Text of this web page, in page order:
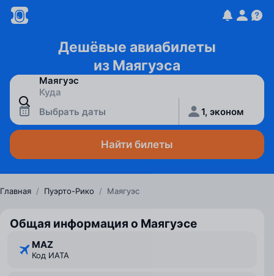
Дешёвые авиабилеты
из Маягуэса
Выбрать даты 1, эконом
Найти билеты
Главная / Пуэрто-Рико / Маягуэс
Общая информация о Маягуэсе
MAZ
Код ИАТА